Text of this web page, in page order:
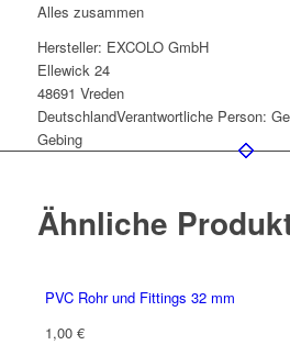
Alles zusammen
Hersteller: EXCOLO GmbH
Ellewick 24
48691 Vreden
DeutschlandVerantwortliche Person:
Gebing
Ähnliche
PVC Rohr und Fittings 32 mm
1,00 €